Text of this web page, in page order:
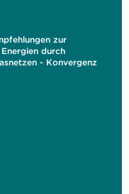
zur
durch
- Konvergenz